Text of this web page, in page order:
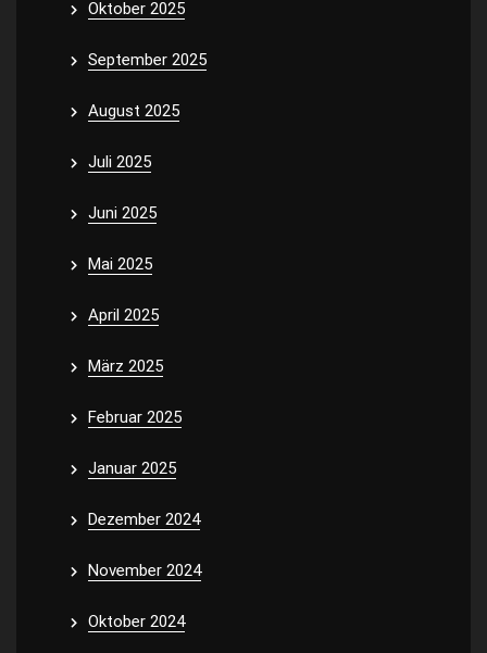
Oktober 2025
September 2025
August 2025
Juli 2025
Juni 2025
Mai 2025
April 2025
März 2025
Februar 2025
Januar 2025
Dezember 2024
November 2024
Oktober 2024